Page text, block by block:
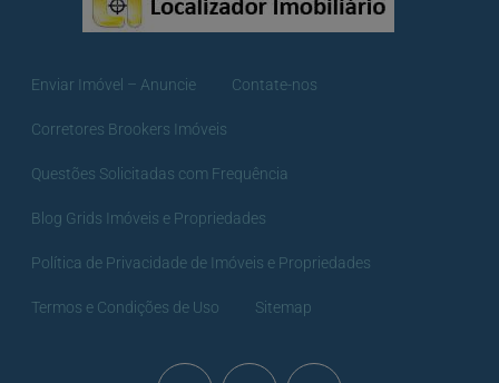
Enviar Imóvel – Anuncie Contate-nos
Corretores Brookers Imóveis
Questões Solicitadas com Frequência
Blog Grids Imóveis e Propriedades
Política de Privacidade de Imóveis e Propriedades
Termos e Condições de Uso Sitemap